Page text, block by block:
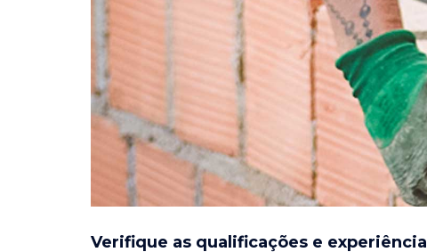
Verifique as qualificações e experiência